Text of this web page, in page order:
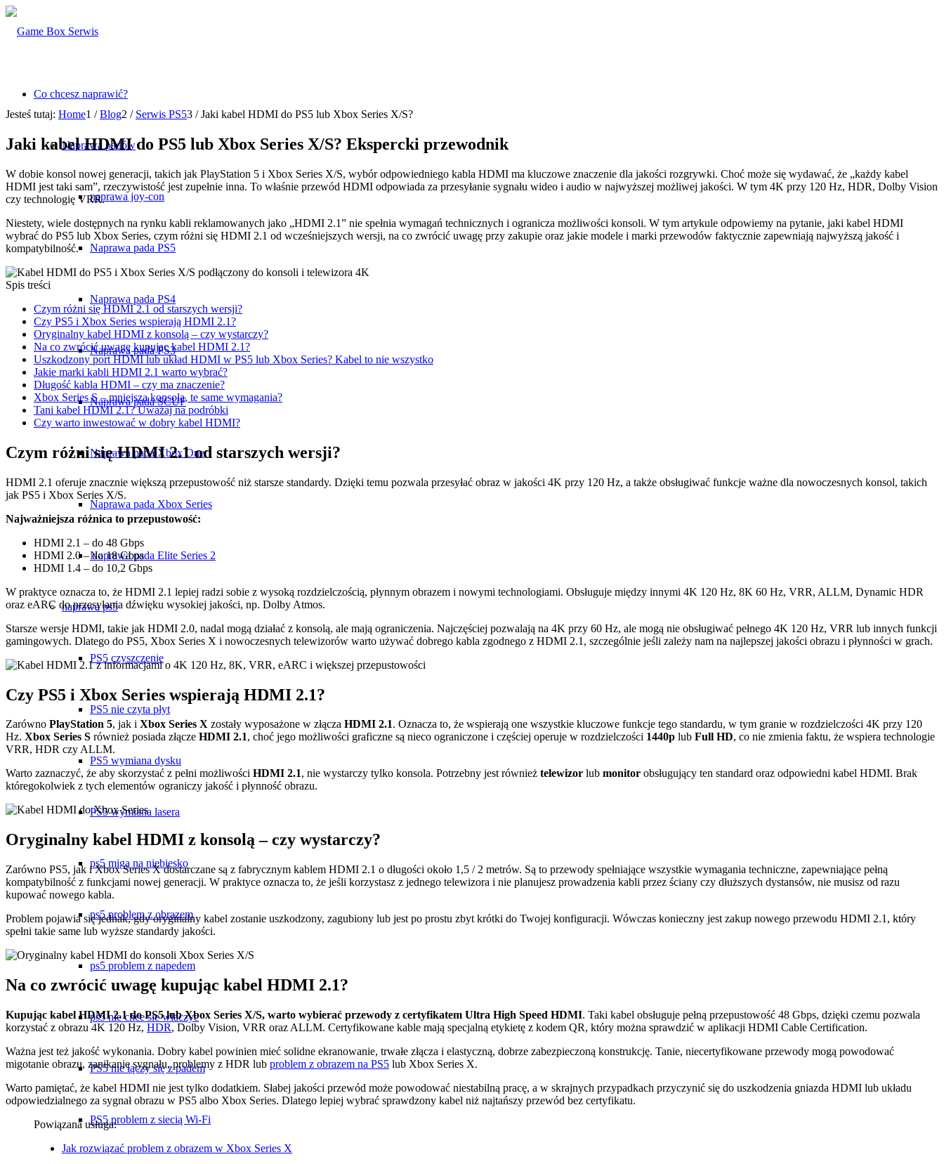
Co chcesz naprawić?
Naprawa padów
naprawa joy-con
Naprawa pada PS5
Naprawa pada PS4
Naprawa pada PS3
Naprawa pada SCUF
Naprawa pada Xbox One
Naprawa pada Xbox Series
Naprawa pada Elite Series 2
naprawa ps5
PS5 czyszczenie
PS5 nie czyta płyt
PS5 wymiana dysku
PS5 wymiana lasera
ps5 miga na niebiesko
ps5 problem z obrazem
ps5 problem z napedem
ps5 nie chce sie wlaczyc
PS5 nie łączy się z padem
PS5 problem z siecią Wi-Fi
Jesteś tutaj: Home1 / Blog2 / Serwis PS53 / Jaki kabel HDMI do PS5 lub Xbox Series X/S?
Jaki kabel HDMI do PS5 lub Xbox Series X/S? Ekspercki przewodnik
W dobie konsol nowej generacji, takich jak PlayStation 5 i Xbox Series X/S, wybór odpowiedniego kabla HDMI ma kluczowe znaczenie dla jakości rozgrywki. Choć może się wydawać, że „każdy kabel
HDMI jest taki sam”, rzeczywistość jest zupełnie inna. To właśnie przewód HDMI odpowiada za przesyłanie sygnału wideo i audio w najwyższej możliwej jakości. W tym 4K przy 120 Hz, HDR, Dolby Vision
czy technologię VRR.
Niestety, wiele dostępnych na rynku kabli reklamowanych jako „HDMI 2.1” nie spełnia wymagań technicznych i ogranicza możliwości konsoli. W tym artykule odpowiemy na pytanie, jaki kabel HDMI
wybrać do PS5 lub Xbox Series, czym różni się HDMI 2.1 od wcześniejszych wersji, na co zwrócić uwagę przy zakupie oraz jakie modele i marki przewodów faktycznie zapewniają najwyższą jakość i
kompatybilność.
Spis treści
Czym różni się HDMI 2.1 od starszych wersji?
Czy PS5 i Xbox Series wspierają HDMI 2.1?
Oryginalny kabel HDMI z konsolą – czy wystarczy?
Na co zwrócić uwagę kupując kabel HDMI 2.1?
Uszkodzony port HDMI lub układ HDMI w PS5 lub Xbox Series? Kabel to nie wszystko
Jakie marki kabli HDMI 2.1 warto wybrać?
Długość kabla HDMI – czy ma znaczenie?
Xbox Series S – mniejsza konsola, te same wymagania?
Tani kabel HDMI 2.1? Uważaj na podróbki
Czy warto inwestować w dobry kabel HDMI?
Czym różni się HDMI 2.1 od starszych wersji?
HDMI 2.1 oferuje znacznie większą przepustowość niż starsze standardy. Dzięki temu pozwala przesyłać obraz w jakości 4K przy 120 Hz, a także obsługiwać funkcje ważne dla nowoczesnych konsol, takich
jak PS5 i Xbox Series X/S.
Najważniejsza różnica to przepustowość:
HDMI 2.1 – do 48 Gbps
HDMI 2.0 – do 18 Gbps
HDMI 1.4 – do 10,2 Gbps
W praktyce oznacza to, że HDMI 2.1 lepiej radzi sobie z wysoką rozdzielczością, płynnym obrazem i nowymi technologiami. Obsługuje między innymi 4K 120 Hz, 8K 60 Hz, VRR, ALLM, Dynamic HDR
oraz eARC do przesyłania dźwięku wysokiej jakości, np. Dolby Atmos.
Starsze wersje HDMI, takie jak HDMI 2.0, nadal mogą działać z konsolą, ale mają ograniczenia. Najczęściej pozwalają na 4K przy 60 Hz, ale mogą nie obsługiwać pełnego 4K 120 Hz, VRR lub innych funkcji
gamingowych. Dlatego do PS5, Xbox Series X i nowoczesnych telewizorów warto używać dobrego kabla zgodnego z HDMI 2.1, szczególnie jeśli zależy nam na najlepszej jakości obrazu i płynności w grach.
Czy PS5 i Xbox Series wspierają HDMI 2.1?
Zarówno PlayStation 5, jak i Xbox Series X zostały wyposażone w złącza HDMI 2.1. Oznacza to, że wspierają one wszystkie kluczowe funkcje tego standardu, w tym granie w rozdzielczości 4K przy 120
Hz. Xbox Series S również posiada złącze HDMI 2.1, choć jego możliwości graficzne są nieco ograniczone i częściej operuje w rozdzielczości 1440p lub Full HD, co nie zmienia faktu, że wspiera technologie
VRR, HDR czy ALLM.
Warto zaznaczyć, że aby skorzystać z pełni możliwości HDMI 2.1, nie wystarczy tylko konsola. Potrzebny jest również telewizor lub monitor obsługujący ten standard oraz odpowiedni kabel HDMI. Brak
któregokolwiek z tych elementów ograniczy jakość i płynność obrazu.
Oryginalny kabel HDMI z konsolą – czy wystarczy?
Zarówno PS5, jak i Xbox Series X dostarczane są z fabrycznym kablem HDMI 2.1 o długości około 1,5 / 2 metrów. Są to przewody spełniające wszystkie wymagania techniczne, zapewniające pełną
kompatybilność z funkcjami nowej generacji. W praktyce oznacza to, że jeśli korzystasz z jednego telewizora i nie planujesz prowadzenia kabli przez ściany czy dłuższych dystansów, nie musisz od razu
kupować nowego kabla.
Problem pojawia się jednak, gdy oryginalny kabel zostanie uszkodzony, zagubiony lub jest po prostu zbyt krótki do Twojej konfiguracji. Wówczas konieczny jest zakup nowego przewodu HDMI 2.1, który
spełni takie same lub wyższe standardy jakości.
Na co zwrócić uwagę kupując kabel HDMI 2.1?
Kupując kabel HDMI 2.1 do PS5 lub Xbox Series X/S, warto wybierać przewody z certyfikatem Ultra High Speed HDMI. Taki kabel obsługuje pełną przepustowość 48 Gbps, dzięki czemu pozwala
korzystać z obrazu 4K 120 Hz, HDR, Dolby Vision, VRR oraz ALLM. Certyfikowane kable mają specjalną etykietę z kodem QR, który można sprawdzić w aplikacji HDMI Cable Certification.
Ważna jest też jakość wykonania. Dobry kabel powinien mieć solidne ekranowanie, trwałe złącza i elastyczną, dobrze zabezpieczoną konstrukcję. Tanie, niecertyfikowane przewody mogą powodować
migotanie obrazu, zanikanie sygnału, problemy z HDR lub problem z obrazem na PS5 lub Xbox Series X.
Warto pamiętać, że kabel HDMI nie jest tylko dodatkiem. Słabej jakości przewód może powodować niestabilną pracę, a w skrajnych przypadkach przyczynić się do uszkodzenia gniazda HDMI lub układu
odpowiedzialnego za sygnał obrazu w PS5 albo Xbox Series. Dlatego lepiej wybrać sprawdzony kabel niż najtańszy przewód bez certyfikatu.
Powiązana usługa:
Jak rozwiązać problem z obrazem w Xbox Series X